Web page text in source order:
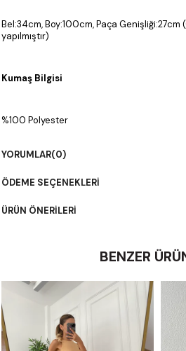
Bel:34cm, Boy:100cm, Paça
yapılmıştır)
Kumaş Bilgisi
%100 Polyester
YORUMLAR(0)
ÖDEME SEÇENEKLERI
ÜRÜN ÖNERILERI
BENZER